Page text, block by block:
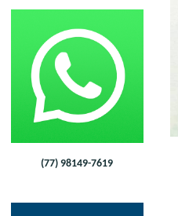
(77) 98149-7619